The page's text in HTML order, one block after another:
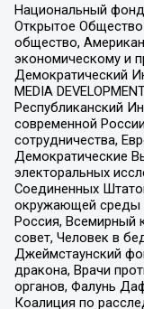
Национальный
Открытое
общество,
экономическому и
Демократический
MEDIA
Республиканский
современной
сотрудничества,
Демократические
электоральных
Соединенных
окружающей среды
Россия, Всемирный
совет, Человек в
Джеймстаунский
дракона, Врачи
органов, Фалунь
Коалиция по